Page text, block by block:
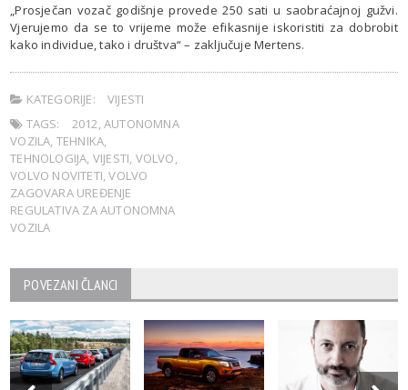
„Prosječan vozač godišnje provede 250 sati u saobraćajnoj gužvi.
Vjerujemo da se to vrijeme može efikasnije iskoristiti za dobrobit
kako individue, tako i društva“ – zaključuje Mertens.
KATEGORIJE:
VIJESTI
TAGS:
2012,AUTONOMNA
VOZILA, TEHNIKA,
TEHNOLOGIJA, VIJESTI, VOLVO,
VOLVO NOVITETI,VOLVO
ZAGOVARA UREĐENJE
REGULATIVA ZA AUTONOMNA
VOZILA
POVEZANI ČLANCI